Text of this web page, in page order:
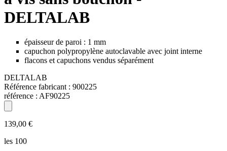
DELTALAB
épaisseur de paroi : 1 mm
capuchon polypropylène autoclavable avec joint interne
flacons et capuchons vendus séparément
DELTALAB
Référence fabricant : 900225
référence : AF90225
139,00 €
les 100